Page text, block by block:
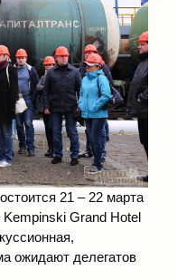
21 – 22 марта
Kempinski Grand Hotel
ожидают делегатов